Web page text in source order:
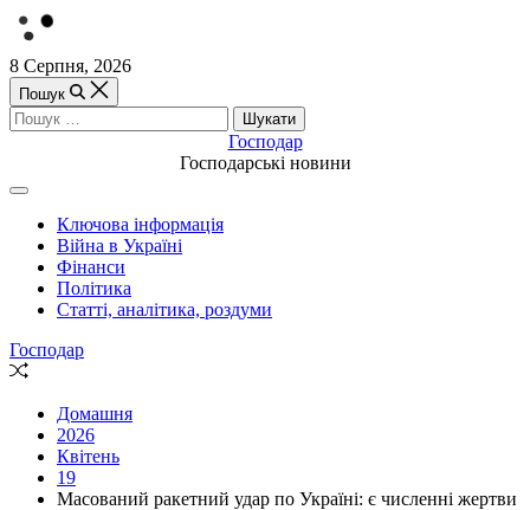
Перейти
до
вмісту
8 Серпня, 2026
Пошук
Пошук:
Господар
Господарські новини
Off
Canvas
(поза
полотном)
Ключова інформація
Війна в Україні
Фінанси
Політика
Статті, аналітика, роздуми
Господар
Випадкова
Домашня
2026
Квітень
19
Масований ракетний удар по Україні: є численні жертви